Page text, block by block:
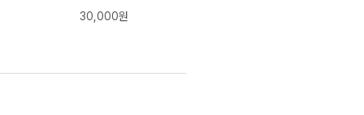
내신대비 완자 OT
30,000원